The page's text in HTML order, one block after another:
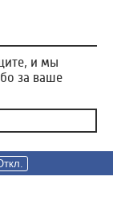
и мы
за ваше